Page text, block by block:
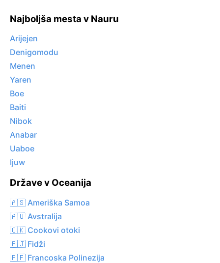
Najboljša mesta v Nauru
Arijejen
Denigomodu
Menen
Yaren
Boe
Baiti
Nibok
Anabar
Uaboe
Ijuw
Države v Oceanija
🇦🇸 Ameriška Samoa
🇦🇺 Avstralija
🇨🇰 Cookovi otoki
🇫🇯 Fidži
🇵🇫 Francoska Polinezija